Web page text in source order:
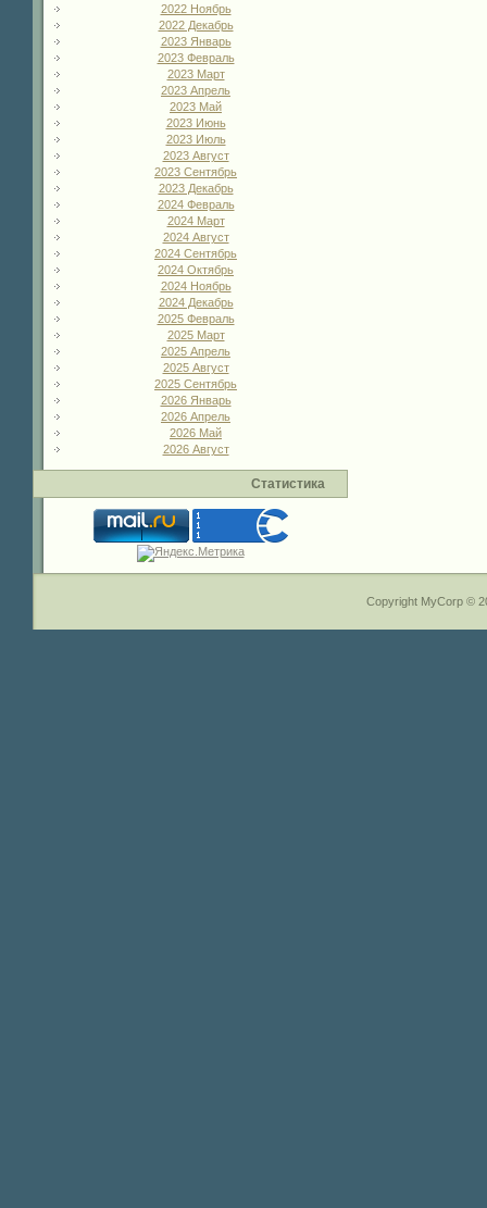
2022 Ноябрь
2022 Декабрь
2023 Январь
2023 Февраль
2023 Март
2023 Апрель
2023 Май
2023 Июнь
2023 Июль
2023 Август
2023 Сентябрь
2023 Декабрь
2024 Февраль
2024 Март
2024 Август
2024 Сентябрь
2024 Октябрь
2024 Ноябрь
2024 Декабрь
2025 Февраль
2025 Март
2025 Апрель
2025 Август
2025 Сентябрь
2026 Январь
2026 Апрель
2026 Май
2026 Август
Статистика
Copyright MyCorp ©